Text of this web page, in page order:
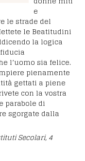
e
le strade del
le Beatitudini
la logica
l’uomo sia felice.
pienamente
gettati a piene
con la vostra
parabole di
sgorgate dalla
Secolari, 4